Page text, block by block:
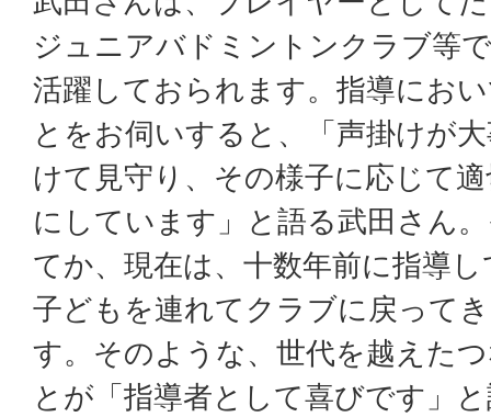
ジュニアバドミントンクラブ等
活躍しておられます。指導にお
とをお伺いすると、「声掛けが
けて見守り、その様子に応じて
にしています」と語る武田さん
てか、現在は、十数年前に指導
子どもを連れてクラブに戻って
す。そのような、世代を越えた
とが「指導者として喜びです」